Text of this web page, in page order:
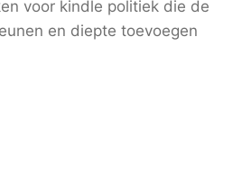
voor kindle politiek die de
en diepte toevoegen